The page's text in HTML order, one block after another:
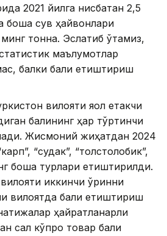
2021 йилга нисбатан 2,5
бошқа сув ҳайвонлари
тонна. Эслатиб ўтамиз,
маълумотлар
балки балиқ етиштириш
вилояти яққол етакчи
балиқнинг ҳар тўртинчи
Жисмоний жиҳатдан 2024
“судак”, “толстолобик”,
бошқа турлари етиштирилди.
иккинчи ўринни
вилоятда балиқ етиштириш
ҳайратланарли
сал кўпроқ товар балиқ